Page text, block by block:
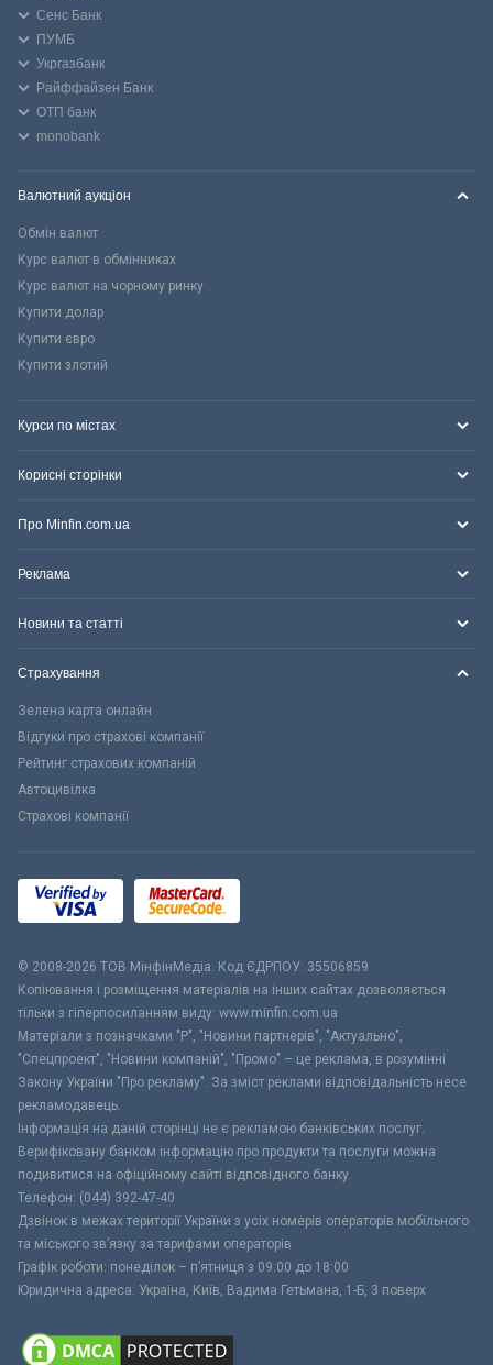
Сенс Банк
ПУМБ
Укргазбанк
Райффайзен Банк
ОТП банк
monobank
Валютний аукціон
Обмін валют
Курс валют в обмінниках
Курс валют на чорному ринку
Купити долар
Купити євро
Купити злотий
Курси по містах
Корисні сторінки
Про Minfin.com.ua
Реклама
Новини та статті
Страхування
Зелена карта онлайн
Відгуки про страхові компанії
Рейтинг страхових компаній
Автоцивілка
Страхові компанії
© 2008-2026 ТОВ МiнфiнМедiа. Код ЄДРПОУ: 35506859
Копіювання і розміщення матеріалів на інших сайтах дозволяється
тільки з гіперпосиланням виду: www.minfin.com.ua
Матеріали з позначками "Р", "Новини партнерів", "Актуально",
"Спецпроект", "Новини компаній", "Промо" – це реклама, в розумінні
Закону України "Про рекламу". За зміст реклами відповідальність несе
рекламодавець.
Інформація на даній сторінці не є рекламою банківських послуг.
Верифіковану банком інформацію про продукти та послуги можна
подивитися на офіційному сайті відповідного банку.
Телефон: (044) 392-47-40
Дзвінок в межах території України з усіх номерів операторів мобільного
та міського зв’язку за тарифами операторів
Графік роботи: понеділок – п’ятниця з 09:00 до 18:00
Юридична адреса: Україна, Київ, Вадима Гетьмана, 1-Б, 3 поверх